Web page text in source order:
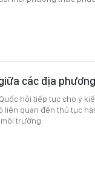
các địa phương
hội tiếp tục cho ý
liên quan đến thủ tục
trường.